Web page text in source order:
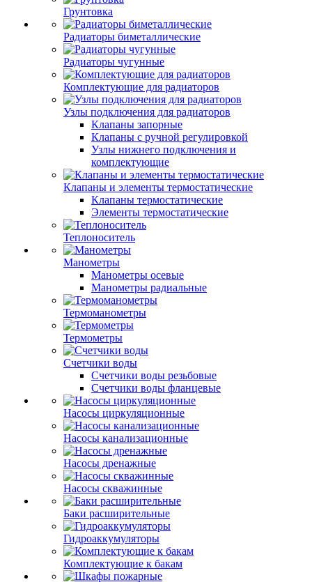
Грунтовка
Радиаторы биметаллические
Радиаторы чугунные
Комплектующие для радиаторов
Узлы подключения для радиаторов
Клапаны запорные
Клапаны с ручной регулировкой
Узлы нижнего подключения и
комплектующие
Клапаны и элементы термостатические
Клапаны термостатические
Элементы термостатические
Теплоноситель
Манометры
Манометры осевые
Манометры радиальные
Термоманометры
Термометры
Счетчики воды
Счетчики воды резьбовые
Счетчики воды фланцевые
Насосы циркуляционные
Насосы канализационные
Насосы дренажные
Насосы скважинные
Баки расширительные
Гидроаккумуляторы
Комплектующие к бакам